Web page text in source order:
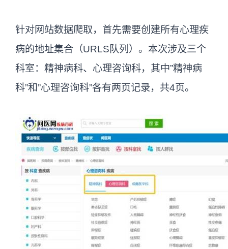
针对网站数据爬取，首先需要创建所有心理疾
病的地址集合（URLS队列）。本次涉及三个
科室：精神病科、心理咨询科，其中”精神病
科”和”心理咨询科”各有两页记录，共4页。